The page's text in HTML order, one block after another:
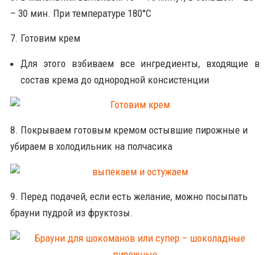
– 30 мин. При температуре 180°С
7. Готовим крем
Для этого взбиваем все ингредиенты, входящие в
состав крема до однородной консистенции
8. Покрываем готовым кремом остывшие пирожные и
убираем в холодильник на полчасика
9. Перед подачей, если есть желание, можно посыпать
брауни пудрой из фруктозы.